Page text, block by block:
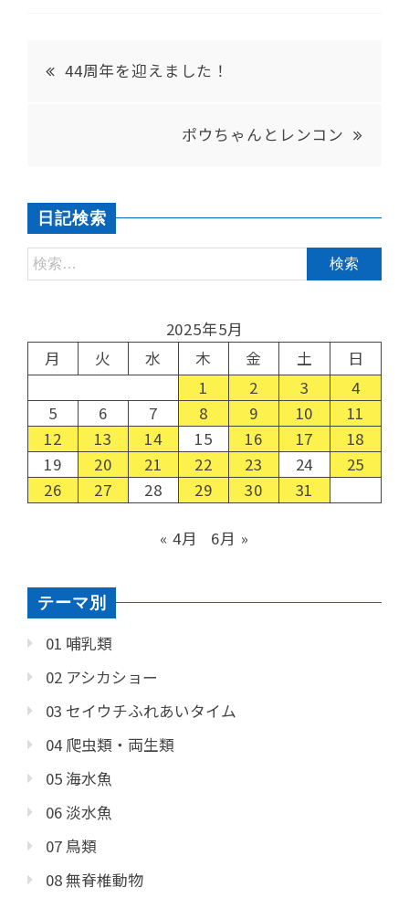
44周年を迎えました！
ポウちゃんとレンコン
日記検索
2025年5月
月
火 水 木 金 土
日
1
2 3
4
5
6 7 8 9 10
11
12
13 14 15 16 17
18
19
20 21 22 23 24
25
26
27 28 29 30 31
« 4月 6月 »
テーマ別
01 哺乳類
02 アシカショー
03 セイウチふれあいタイム
04 爬虫類・両生類
05 海水魚
06 淡水魚
07 鳥類
08 無脊椎動物